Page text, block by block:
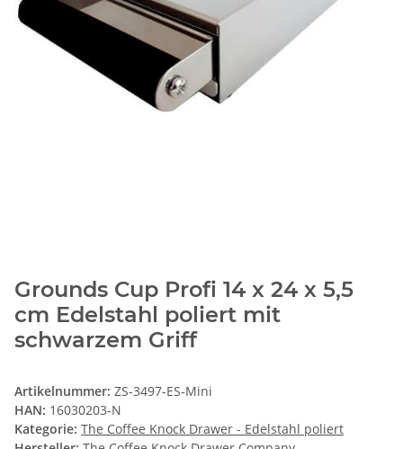
Grounds Cup Profi 14 x 24 x 5,5
cm Edelstahl poliert mit
schwarzem Griff
Artikelnummer: ZS-3497-ES-Mini
HAN: 16030203-N
Kategorie: The Coffee Knock Drawer - Edelstahl poliert